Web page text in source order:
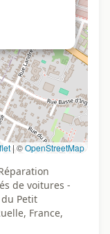
| ©OpenStreetMap
de voitures -
Petit
France,